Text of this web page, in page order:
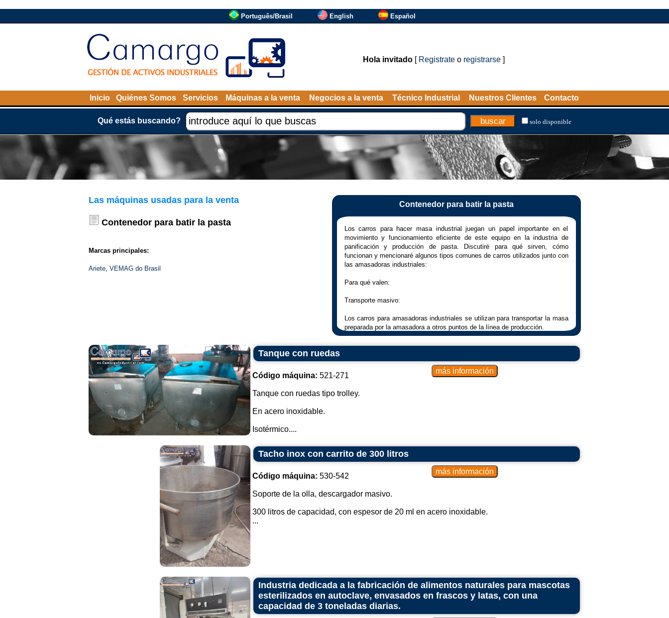
Português/Brasil English Español
Hola invitado[ Registrateo registrarse]
Inicio Quiénes Somos Servicios Máquinas a la venta Negocios a la venta Técnico Industrial Nuestros Clientes Contacto
Qué estás buscando? solo disponible
Las máquinas usadas para la venta
Contenedor para batir la pasta
Marcas principales:
Ariete, VEMAG do Brasil
Contenedor para batir la pasta
Los carros para hacer masa industrial juegan un papel importante en el
movimiento y funcionamiento eficiente de este equipo en la industria de
panificación y producción de pasta. Discutiré para qué sirven, cómo
funcionan y mencionaré algunos tipos comunes de carros utilizados junto con
las amasadoras industriales:
Para qué valen:
Transporte masivo:
Los carros para amasadoras industriales se utilizan para transportar la masa
preparada por la amasadora a otros puntos de la línea de producción.
Almacenamiento temporal:
Se pueden utilizar como medio de almacenamiento temporal de la masa
antes de procesarla o moldearla.
Facilitar el manejo:
Diseño robusto:
Los carros están diseñados para soportar el peso de la masa, lo que
garantiza que los operadores puedan moverlos de forma segura.
Ruedas o Ruedas:
La mayoría de los carros industriales para hacer masa tienen ruedas, lo que
de producción de alimentos.
Adaptabilidad:
Se pueden diseñar para que sean compatibles con diferentes modelos y
Tanque con ruedas
Código máquina: 521-271
Tanque con ruedas tipo trolley.
En acero inoxidable.
Isotérmico....
Tacho inox con carrito de 300 litros
Código máquina: 530-542
Soporte de la olla, descargador masivo.
300 litros de capacidad, con espesor de 20 ml en acero inoxidable.
...
Industria dedicada a la fabricación de alimentos naturales para mascotas
esterilizados en autoclave, envasados en frascos y latas, con una
capacidad de 3 toneladas diarias.